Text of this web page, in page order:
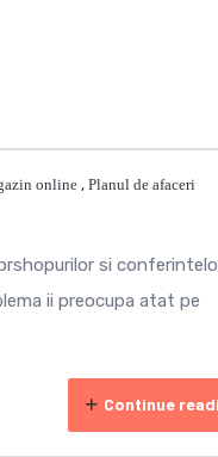
online , Planul de afaceri
si
ii preocupa atat pe
Continue